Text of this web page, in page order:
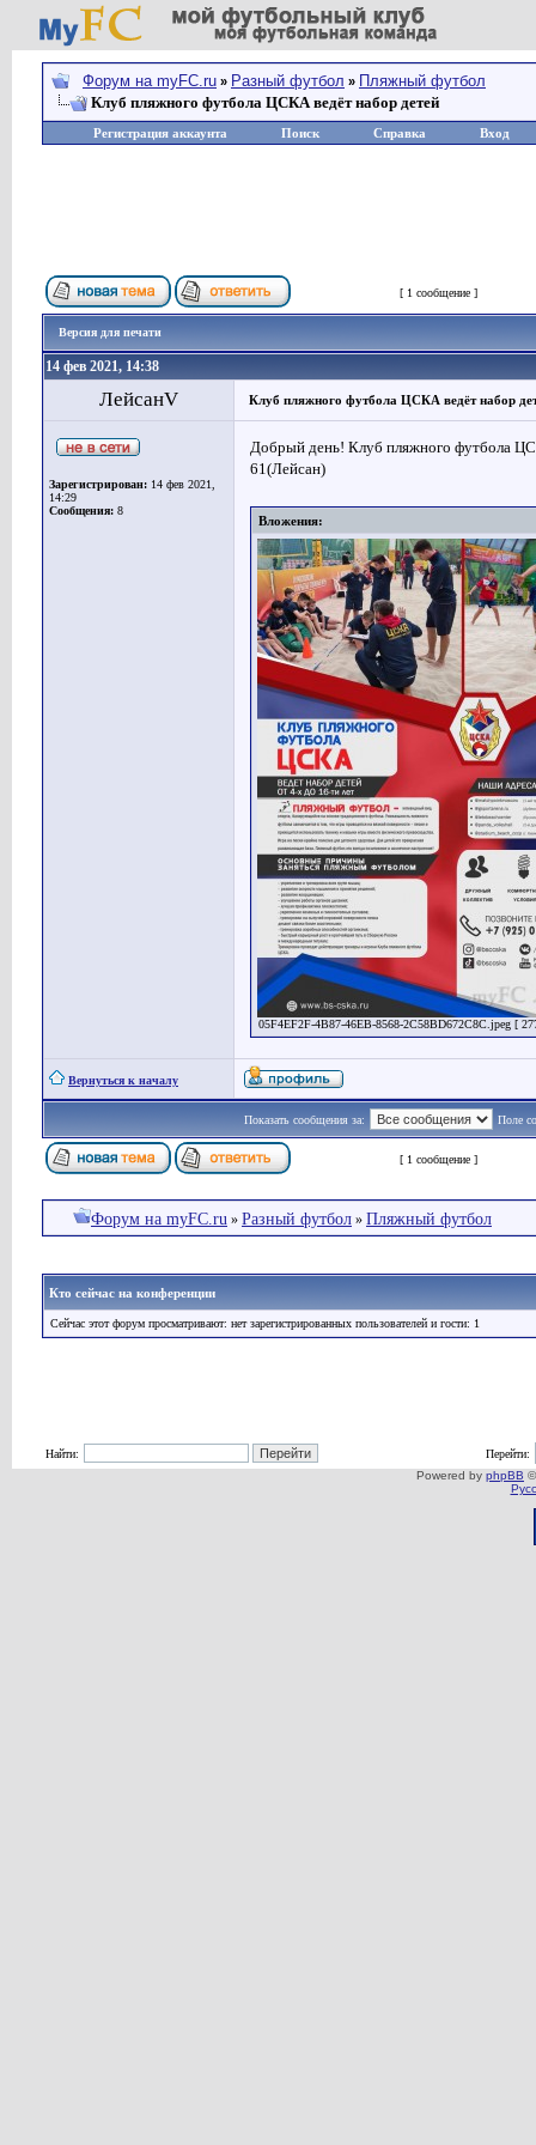
Форум на myFC.ru » Разный футбол » Пляжный футбол
Клуб пляжного футбола ЦСКА ведёт набор детей
Регистрация аккаунта Поиск Справка Вход
[ 1 сообщение ]
Версия для печати
14 фев 2021, 14:38
ЛейсанV Клуб пляжного футбола ЦСКА ведёт набор
Зарегистрирован: 14 фев 2021,
14:29
Сообщения: 8
Добрый день! Клуб пляжного футбола
61(Лейсан)
Вложения:
05F4EF2F-4B87-46EB-8568-2C58BD672C8C.jpeg [
Вернуться к началу
Показать сообщения за: Поле
[ 1 сообщение ]
Форум на myFC.ru » Разный футбол » Пляжный футбол
Кто сейчас на конференции
Сейчас этот форум просматривают: нет зарегистрированных пользователей и гости: 1
Найти:
Перейти:
Powered by phpBB